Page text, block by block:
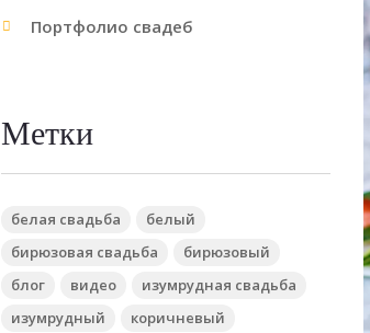
Previous item
Оранжевая свадьба в
Витебске
Портфолио свадеб
Метки
белая свадьба
белый
бирюзовая свадьба
бирюзовый
блог
видео
изумрудная свадьба
изумрудный
коричневый